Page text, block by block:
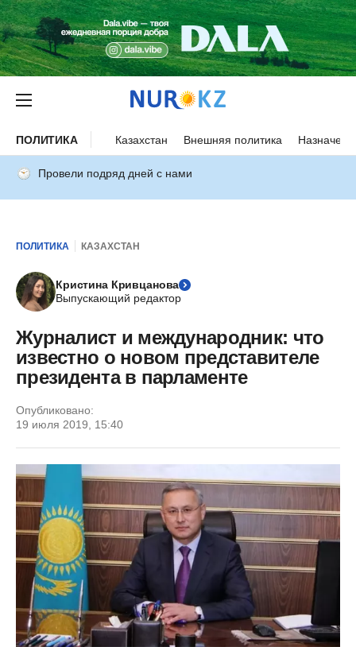
ПОЛИТИКА Казахстан Внешняя политика
Провели подряд дней с нами
ПОЛИТИКА КАЗАХСТАН
Кристина Кривцанова
Выпускающий редактор
Журналист и международник: что
известно о новом представителе
президента в парламенте
Опубликовано:
19 июля 2019, 15:40